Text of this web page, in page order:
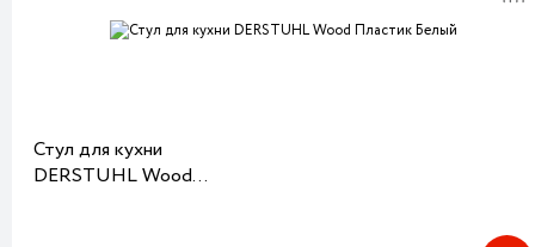
Стул для кухни
DERSTUHL Wood